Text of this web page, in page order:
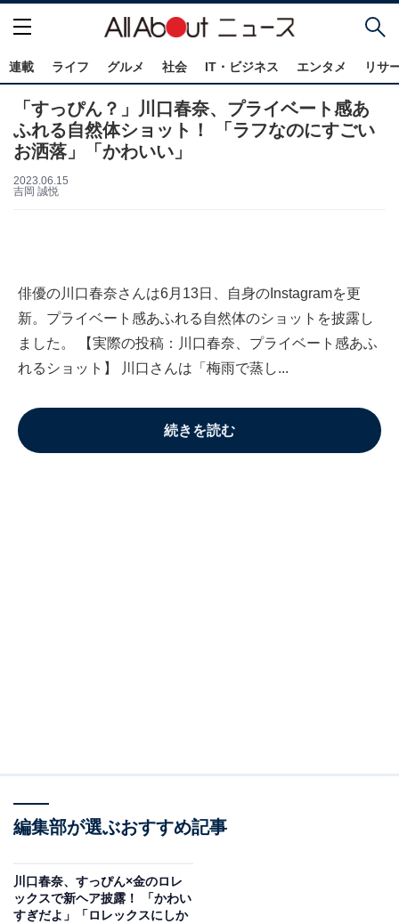
連載 ライフ グルメ 社会 IT・ビジネス エンタメ リサ
「すっぴん？」川口春奈、プライベート感あ
ふれる自然体ショット！ 「ラフなのにすごい
お洒落」「かわいい」
2023.06.15
吉岡 誠悦
俳優の川口春奈さんは6月13日、自身のInstagramを更
新。プライベート感あふれる自然体のショットを披露し
ました。 【実際の投稿：川口春奈、プライベート感あふ
れるショット】 川口さんは「梅雨で蒸し...
続きを読む
編集部が選ぶおすすめ記事
川口春奈、すっぴん×金のロレ
ックスで新ヘア披露！ 「かわい
すぎだよ」「ロレックスにしか